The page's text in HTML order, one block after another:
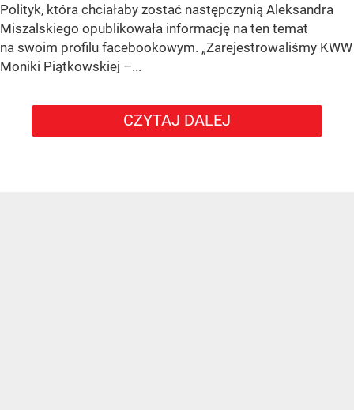
Polityk, która chciałaby zostać następczynią Aleksandra
Miszalskiego opublikowała informację na ten temat
na swoim profilu facebookowym. „Zarejestrowaliśmy KWW
Moniki Piątkowskiej –...
CZYTAJ DALEJ